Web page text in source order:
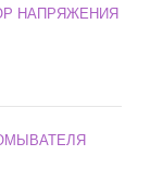
НАПРЯЖЕНИЯ